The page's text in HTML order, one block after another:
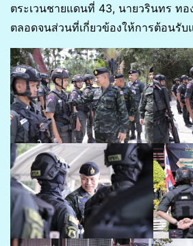
ตระเวนชายแดนที่ 43, นายวรินทร ทอ
ตลอดจนส่วนที่เกี่ยวข้องให้การต้อนรับ